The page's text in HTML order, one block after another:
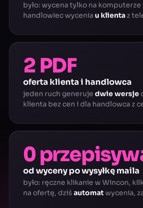
było: wycena tylko na
handlowiec wycenia u klienta z
2 PDF
oferta klienta i handlowca
jeden ruch generuje dwie wersje
klienta bez cen i dla handlowca z
0
od wyceny po wysyłkę maila
było: ręczne klikanie w Wincon,
na ofertę, dziś automatwycenia,